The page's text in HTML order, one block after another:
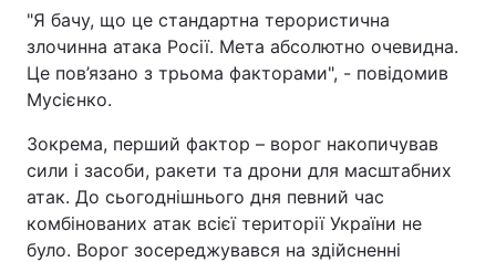
"Я бачу, що це стандартна терористична
злочинна атака Росії. Мета абсолютно очевидна.
Це пов’язано з трьома факторами", - повідомив
Мусієнко.
Зокрема, перший фактор – ворог накопичував
сили і засоби, ракети та дрони для масштабних
атак. До сьогоднішнього дня певний час
комбінованих атак всієї території України не
було. Ворог зосереджувався на здійсненні